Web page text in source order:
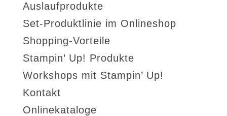
Auslaufprodukte
Set-Produktlinie im Onlineshop
Shopping-Vorteile
Stampin’ Up! Produkte
Workshops mit Stampin’ Up!
Kontakt
Onlinekataloge